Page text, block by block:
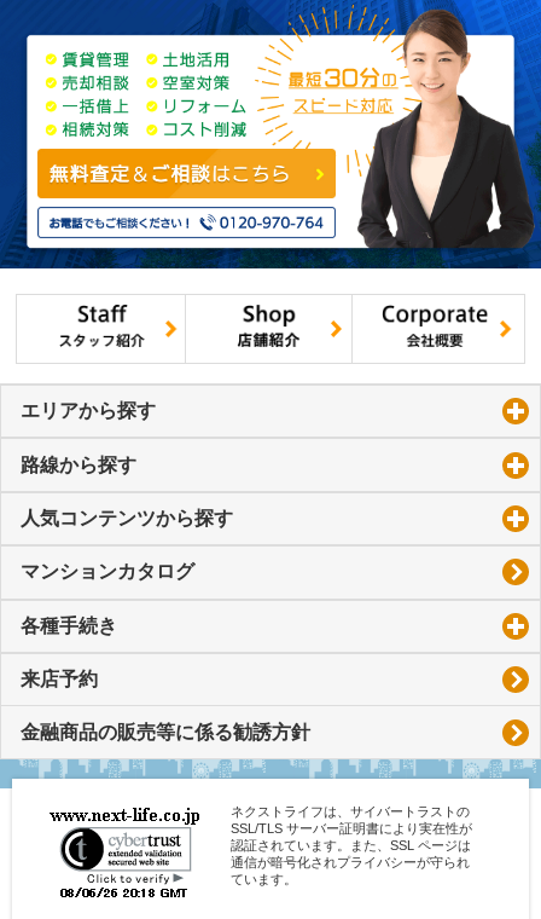
エリアから探す
路線から探す
人気コンテンツから探す
マンションカタログ
各種手続き
来店予約
金融商品の販売等に係る勧誘方針
ネクストライフは、サイバートラストの
SSL/TLS サーバー証明書により実在性が
認証されています。また、SSL ページは
通信が暗号化されプライバシーが守られ
ています。